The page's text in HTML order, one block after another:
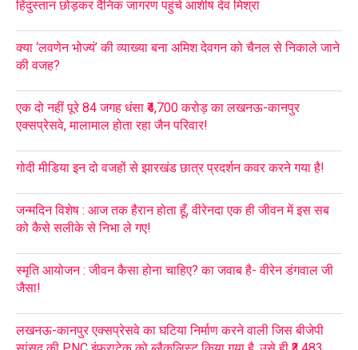
हिंदुस्तान छोड़कर दैनिक जागरण पहुंचे आशीष देव मिश्रा
क्या ‘लवणेन भोज्यं’ की व्याख्या बना अमिश देवगन को चैनल से निकाले जाने
की वजह?
एक दो नहीं पूरे 84 जगह धंसा ₹4,700 करोड़ का लखनऊ-कानपुर
एक्सप्रेसवे, मालामाल होता रहा जैन परिवार!
गोदी मीडिया इन दो वजहों से झारखंड छात्र प्रदर्शन कवर करने गया है!
जन्मदिन विशेष : आज तक हैरान होता हूँ, वीरेनदा एक ही जीवन में इस सब
को कैसे सलीके से निभा ले गए!
स्मृति आयोजन : जीवन कैसा होना चाहिए? का जवाब है- वीरेन डंगवाल जी
जैसा!
लखनऊ-कानपुर एक्सप्रेसवे का घटिया निर्माण करने वाली जिस बीजेपी